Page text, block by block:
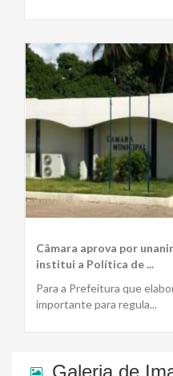
Câmara aprova por
institui a Política de ...
Para a Prefeitura que
importante para regula...